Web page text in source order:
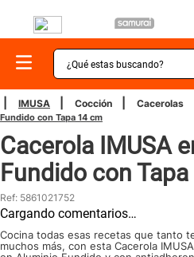
¿Qué estas buscando?
IMUSA Cocción Cacerolas
Fundido con Tapa 14 cm
Cacerola IMUSA
Fundido con
Ref: 5861021752
Cargando comentarios…
Cocina todas esas recetas que tanto
muchos más, con esta Cacerola
TÉRMINOS MÁS
1
bateria
3.
olla presion
5.
aspiradora